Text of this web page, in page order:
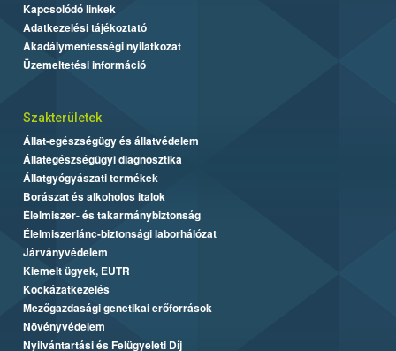
Kapcsolódó linkek
Adatkezelési tájékoztató
Akadálymentességi nyilatkozat
Üzemeltetési információ
Szakterületek
Állat-egészségügy és állatvédelem
Állategészségügyi diagnosztika
Állatgyógyászati termékek
Borászat és alkoholos italok
Élelmiszer- és takarmánybiztonság
Élelmiszerlánc-biztonsági laborhálózat
Járványvédelem
Kiemelt ügyek, EUTR
Kockázatkezelés
Mezőgazdasági genetikai erőforrások
Növényvédelem
Nyilvántartási és Felügyeleti Díj